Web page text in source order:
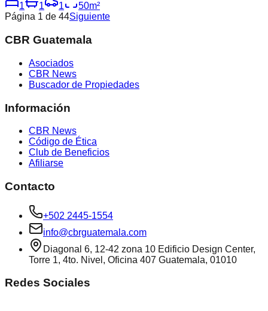
1
1 1 50m²
Página 1 de 44Siguiente
CBR Guatemala
Asociados
CBR News
Buscador de Propiedades
Información
CBR News
Código de Ética
Club de Beneficios
Afiliarse
Contacto
+502 2445-1554
info@cbrguatemala.com
Diagonal 6, 12-42 zona 10 Edificio Design Center,
Torre 1, 4to. Nivel, Oficina 407 Guatemala, 01010
Redes Sociales